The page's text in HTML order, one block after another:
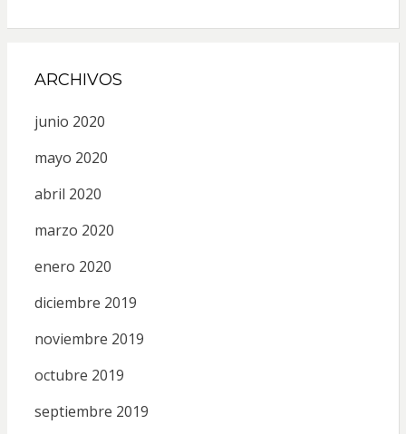
ARCHIVOS
junio 2020
mayo 2020
abril 2020
marzo 2020
enero 2020
diciembre 2019
noviembre 2019
octubre 2019
septiembre 2019